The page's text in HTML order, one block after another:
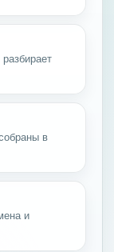
в
и